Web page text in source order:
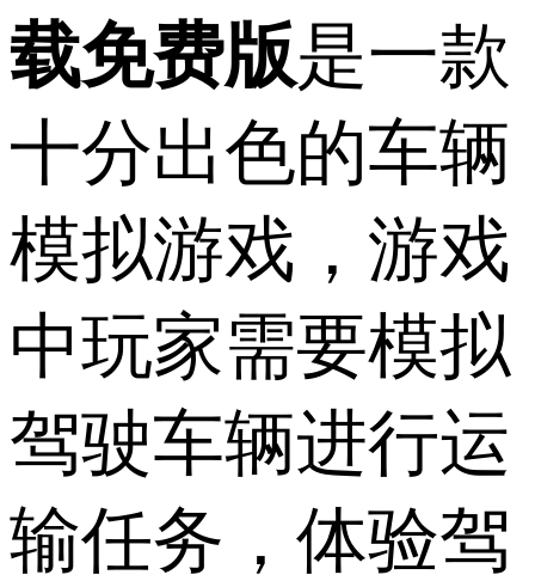
载免费版是一款
十分出色的车辆
模拟游戏，游戏
中玩家需要模拟
驾驶车辆进行运
输任务，体验驾